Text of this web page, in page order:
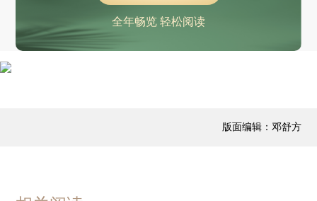
全年畅览 轻松阅读
版面编辑：邓舒方